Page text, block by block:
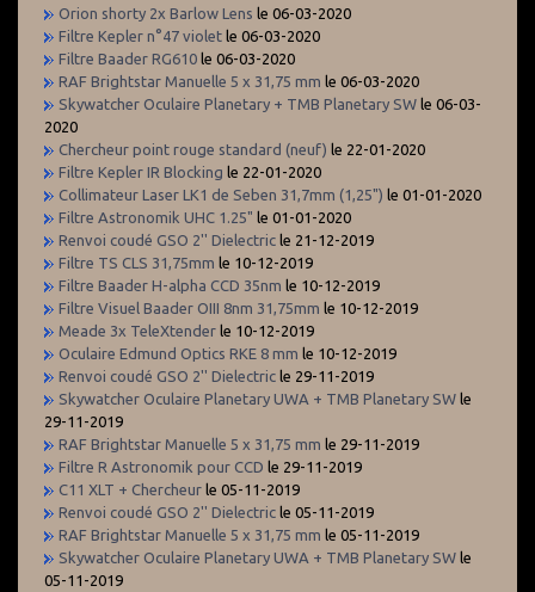
Orion shorty 2x Barlow Lens le 06-03-2020
Filtre Kepler n°47 violet le 06-03-2020
Filtre Baader RG610 le 06-03-2020
RAF Brightstar Manuelle 5 x 31,75 mm le 06-03-2020
Skywatcher Oculaire Planetary + TMB Planetary SW le 06-03-
2020
Chercheur point rouge standard (neuf) le 22-01-2020
Filtre Kepler IR Blocking le 22-01-2020
Collimateur Laser LK1 de Seben 31,7mm (1,25") le 01-01-2020
Filtre Astronomik UHC 1.25" le 01-01-2020
Renvoi coudé GSO 2'' Dielectric le 21-12-2019
Filtre TS CLS 31,75mm le 10-12-2019
Filtre Baader H-alpha CCD 35nm le 10-12-2019
Filtre Visuel Baader OIII 8nm 31,75mm le 10-12-2019
Meade 3x TeleXtender le 10-12-2019
Oculaire Edmund Optics RKE 8 mm le 10-12-2019
Renvoi coudé GSO 2'' Dielectric le 29-11-2019
Skywatcher Oculaire Planetary UWA + TMB Planetary SW le
29-11-2019
RAF Brightstar Manuelle 5 x 31,75 mm le 29-11-2019
Filtre R Astronomik pour CCD le 29-11-2019
C11 XLT + Chercheur le 05-11-2019
Renvoi coudé GSO 2'' Dielectric le 05-11-2019
RAF Brightstar Manuelle 5 x 31,75 mm le 05-11-2019
Skywatcher Oculaire Planetary UWA + TMB Planetary SW le
05-11-2019